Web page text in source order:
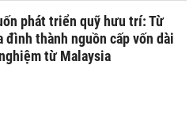
phát triển quỹ hưu trí: Từ
thành nguồn cấp vốn dài
từ Malaysia